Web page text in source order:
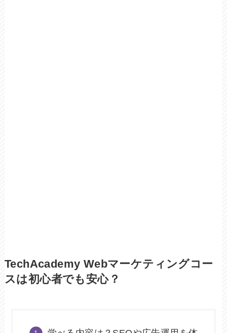
TechAcademy Webマーケティングコー
スは初心者でも安心？